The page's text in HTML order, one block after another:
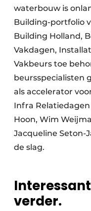
waterbouw is
Building-portfolio
Building Holland,
Vakdagen,
Vakbeurs toe
beursspecialisten
als accelerator
Infra Relatiedagen
Hoon, Wim
Jacqueline Seton-
de slag.
verder.